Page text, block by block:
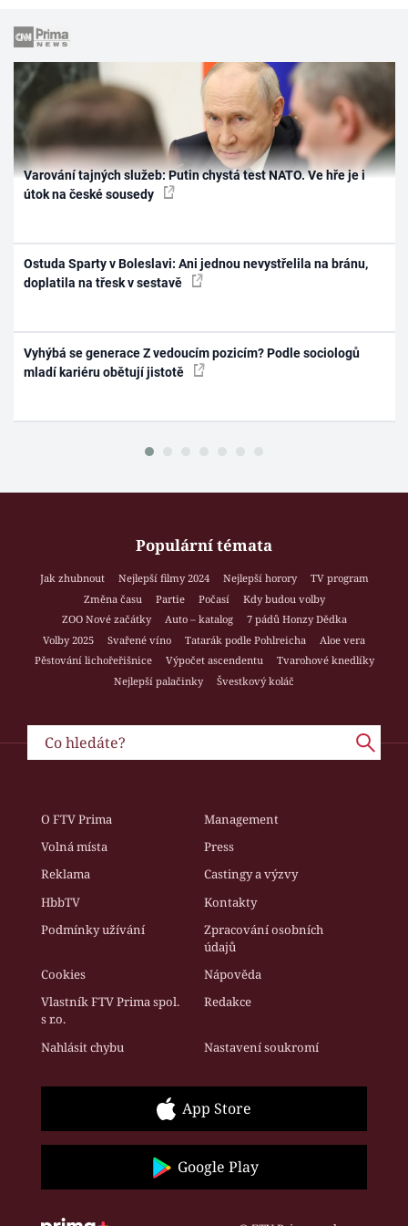
Varování tajných služeb: Putin chystá test NATO. Ve hře je i
útok na české sousedy
Ostuda Sparty v Boleslavi: Ani jednou nevystřelila na bránu,
doplatila na třesk v sestavě
Vyhýbá se generace Z vedoucím pozicím? Podle sociologů
mladí kariéru obětují jistotě
Populární témata
Jak zhubnout Nejlepší filmy 2024 Nejlepší horory
TV program
Změna času
Partie Počasí
Kdy budou volby
ZOO Nové začátky
Auto – katalog
7 pádů Honzy Dědka
Volby 2025
Svařené víno Tatarák podle Pohlreicha
Aloe vera
Pěstování lichořeřišnice
Výpočet ascendentu
Tvarohové knedlíky
Nejlepší palačinky
Švestkový koláč
O FTV Prima
Management
Volná místa
Press
Reklama
Castingy a výzvy
HbbTV
Kontakty
Podmínky užívání
Zpracování osobních
údajů
Cookies
Nápověda
Vlastník FTV Prima spol.
s r.o.
Redakce
Nahlásit chybu Nastavení soukromí
App Store
Google Play